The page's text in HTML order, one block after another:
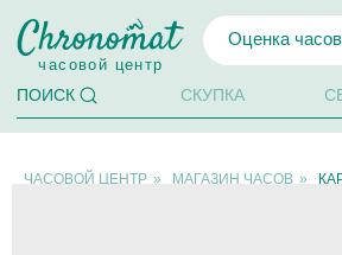
Оценка часов
ПОИСК
часовой центр
СЕРВИСНЫЙ
СКУПКА
ЧАСОВОЙ ЦЕНТР » МАГАЗИН ЧАСОВ »